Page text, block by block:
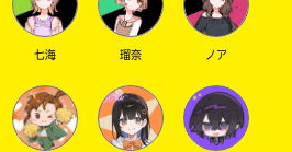
七海 瑠奈 ノア